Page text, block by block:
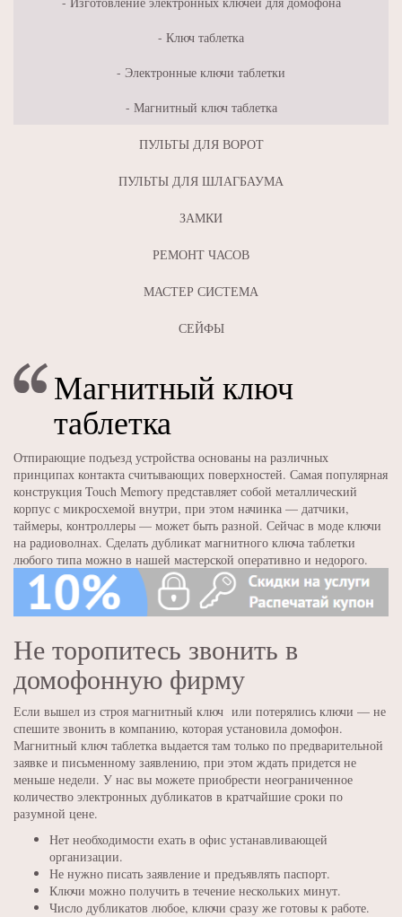
Ключ таблетка
Электронные ключи таблетки
Магнитный ключ таблетка
ПУЛЬТЫ ДЛЯ ВОРОТ
ПУЛЬТЫ ДЛЯ ШЛАГБАУМА
ЗАМКИ
РЕМОНТ ЧАСОВ
МАСТЕР СИСТЕМА
СЕЙФЫ
Магнитный ключ
таблетка
Отпирающие подъезд устройства основаны на различных
принципах контакта считывающих поверхностей. Самая популярная
конструкция Touch Memory представляет собой металлический
корпус с микросхемой внутри, при этом начинка — датчики,
таймеры, контроллеры — может быть разной. Сейчас в моде ключи
на радиоволнах. Сделать дубликат магнитного ключа таблетки
любого типа можно в нашей мастерской оперативно и недорого.
Не торопитесь звонить в
домофонную фирму
Если вышел из строя магнитный ключ или потерялись ключи — не
спешите звонить в компанию, которая установила домофон.
Магнитный ключ таблетка выдается там только по предварительной
заявке и письменному заявлению, при этом ждать придется не
меньше недели. У нас вы можете приобрести неограниченное
количество электронных дубликатов в кратчайшие сроки по
разумной цене.
Нет необходимости ехать в офис устанавливающей
организации.
Не нужно писать заявление и предъявлять паспорт.
Ключи можно получить в течение нескольких минут.
Число дубликатов любое, ключи сразу же готовы к работе.